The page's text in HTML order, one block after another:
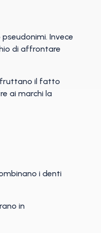
Invece
di affrontare
il fatto
ai marchi la
i denti
in